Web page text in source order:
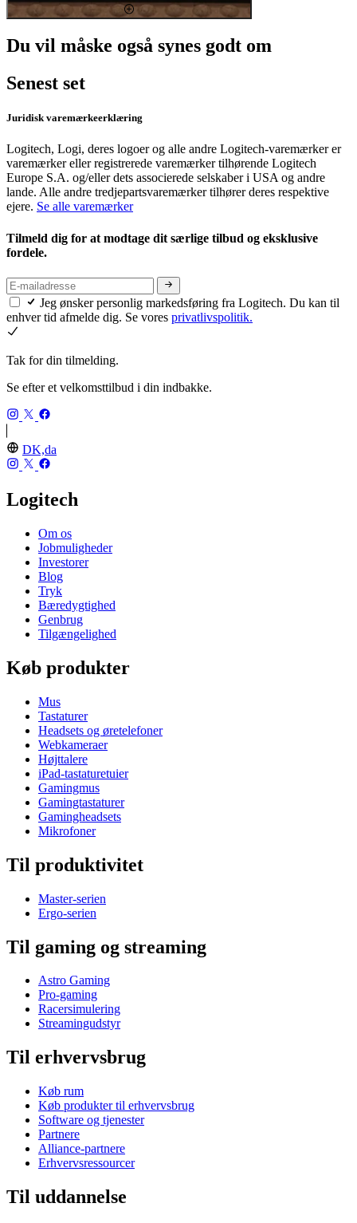
Du vil måske også synes godt om
Senest set
Juridisk varemærkeerklæring
Logitech, Logi, deres logoer og alle andre Logitech-varemærker er
varemærker eller registrerede varemærker tilhørende Logitech
Europe S.A. og/eller dets associerede selskaber i USA og andre
lande. Alle andre tredjepartsvaremærker tilhører deres respektive
ejere. Se alle varemærker
Tilmeld dig for at modtage dit særlige tilbud og eksklusive
fordele.
Jeg ønsker personlig markedsføring fra Logitech. Du kan til
enhver tid afmelde dig. Se vores privatlivspolitik.
Tak for din tilmelding.
Se efter et velkomsttilbud i din indbakke.
DK,da
Logitech
Om os
Jobmuligheder
Investorer
Blog
Tryk
Bæredygtighed
Genbrug
Tilgængelighed
Køb produkter
Mus
Tastaturer
Headsets og øretelefoner
Webkameraer
Højttalere
iPad-tastaturetuier
Gamingmus
Gamingtastaturer
Gamingheadsets
Mikrofoner
Til produktivitet
Master-serien
Ergo-serien
Til gaming og streaming
Astro Gaming
Pro-gaming
Racersimulering
Streamingudstyr
Til erhvervsbrug
Køb rum
Køb produkter til erhvervsbrug
Software og tjenester
Partnere
Alliance-partnere
Erhvervsressourcer
Til uddannelse